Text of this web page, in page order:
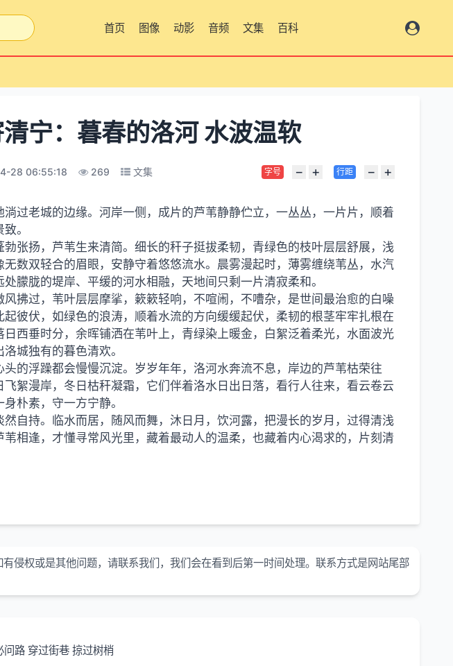
首页 图像 动影 音频 文集 百科
宁：暮春的洛河 水波温软
28 06:55:18 269 文集 字号 − + 行距 − +
过老城的边缘。河岸一侧，成片的芦苇静静伫立，一丛丛，一片片，顺着
。
张扬，芦苇生来清简。细长的秆子挺拔柔韧，青绿色的枝叶层层舒展，浅
数双轻合的眉眼，安静守着悠悠流水。晨雾漫起时，薄雾缠绕苇丛，水汽
朦胧的堤岸、平缓的河水相融，天地间只剩一片清寂柔和。
拂过，苇叶层层摩挲，簌簌轻响，不喧闹，不嘈杂，是世间最治愈的白噪
彼伏，如绿色的浪涛，顺着水流的方向缓缓起伏，柔韧的根茎牢牢扎根在
西垂时分，余晖铺洒在苇叶上，青绿染上暖金，白絮泛着柔光，水面波光
城独有的暮色清欢。
的浮躁都会慢慢沉淀。岁岁年年，洛河水奔流不息，岸边的芦苇枯荣往
絮漫岸，冬日枯秆凝霜，它们伴着洛水日出日落，看行人往来，看云卷云
朴素，守一方宁静。
自持。临水而居，随风而舞，沐日月，饮河露，把漫长的岁月，过得清浅
相逢，才懂寻常风光里，藏着最动人的温柔，也藏着内心渴求的，片刻清
侵权或是其他问题，请联系我们，我们会在看到后第一时间处理。联系方式是网站尾部
路 穿过街巷 掠过树梢